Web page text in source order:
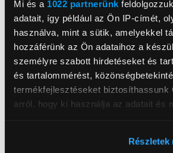
Mi és a 1022 partnerünk
adatait, így például az Ön IP-címét,
használva, mint a sütik, amelyekkel
hozzáférünk az Ön adataihoz a
személyre szabott hirdetéseket és
és tartalommérést,
termékfejlesztéseket biztosíthassunk
arról, hogy ki használja az adatait és
Részletek
iPad minit. Az 5 magos GPU olyan
a nagy grafikai igényű AAA kategóriás
mint például a hardveres gyorsítású
magos Neural Engine akár kétszer
generációnál. Az egész napos
dolgozhatsz, játszhatsz és alkothatsz.